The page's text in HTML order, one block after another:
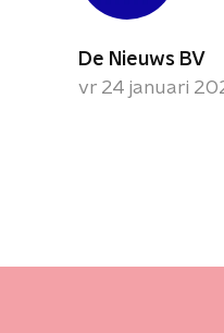
De Nieuws BV
vr 24 januari